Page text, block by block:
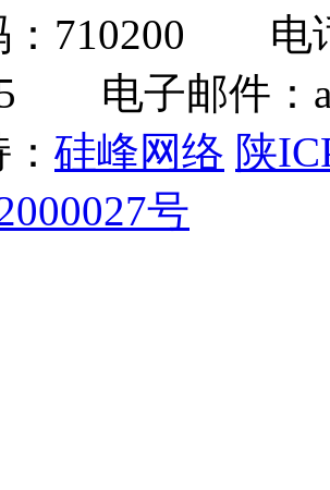
：710200 电
电子邮件：
硅峰网络 陕
号